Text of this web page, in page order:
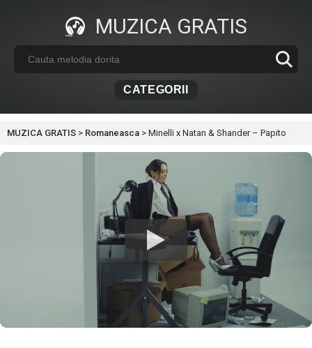
MUZICA GRATIS
CATEGORII
MUZICA GRATIS > Romaneasca > Minelli x Natan & Shander – Papito